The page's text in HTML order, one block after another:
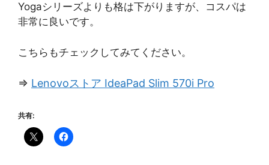
Yogaシリーズよりも格は下がりますが、コスパは
非常に良いです。
こちらもチェックしてみてください。
⇒ Lenovoストア IdeaPad Slim 570i Pro
共有: